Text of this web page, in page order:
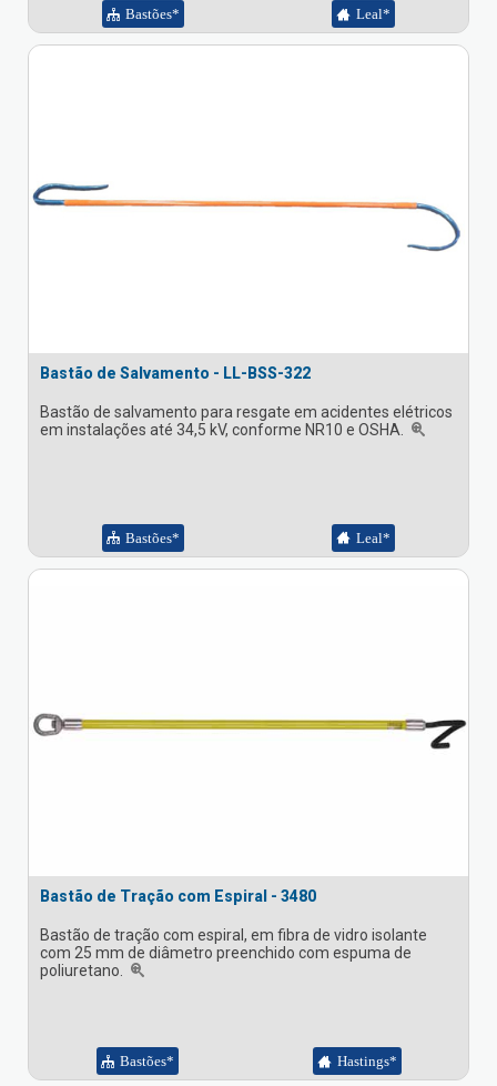
Bastões* Leal*
Bastão de Salvamento - LL-BSS-322
Bastão de salvamento para resgate em acidentes elétricos
em instalações até 34,5 kV, conforme NR10 e OSHA.
Bastões* Leal*
Bastão de Tração com Espiral - 3480
Bastão de tração com espiral, em fibra de vidro isolante
com 25 mm de diâmetro preenchido com espuma de
poliuretano.
Bastões* Hastings*